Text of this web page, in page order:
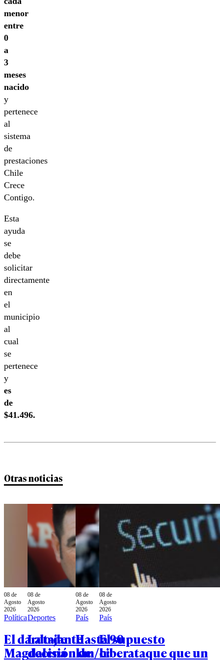
menor
entre
0
a
3
meses
nacido
y
pertenece
al
sistema
de
prestaciones
Chile
Crece
Contigo.
Esta
ayuda
se
debe
solicitar
directamente
en
el
municipio
al
cual
se
pertenece
y
es
de
$41.496.
Otras noticias
08 de
Agosto
2026
Política
El dardo de
Magdalena
08 de
Agosto
2026
Deportes
La tajante
decisión de
08 de
Agosto
2026
País
Hasta 90
km/h:
08 de
Agosto
2026
País
El supuesto
ciberataque que un